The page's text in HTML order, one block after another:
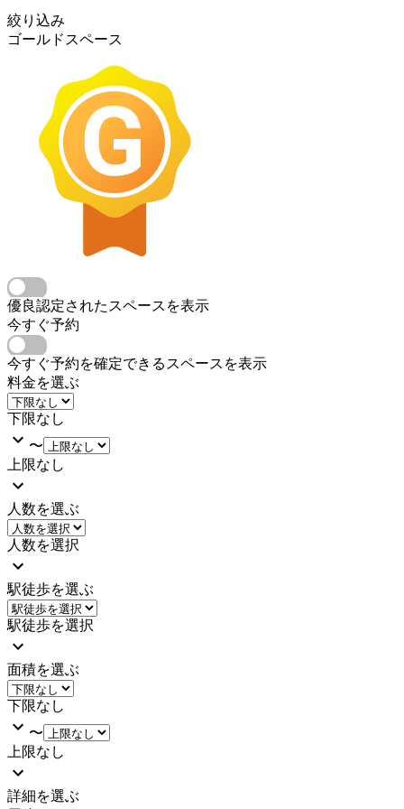
絞り込み
ゴールドスペース
優良認定されたスペースを表示
今すぐ予約
今すぐ予約を確定できるスペースを表示
料金を選ぶ
下限なし
〜
上限なし
人数を選ぶ
人数を選択
駅徒歩を選ぶ
駅徒歩を選択
面積を選ぶ
下限なし
〜
上限なし
詳細を選ぶ